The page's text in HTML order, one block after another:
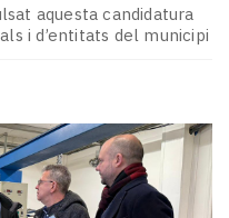
aquesta candidatura
i d’entitats del municipi